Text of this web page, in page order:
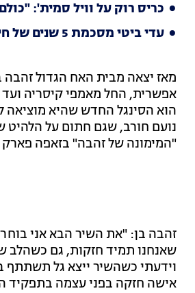
כריס רוק על וויל סמית':
עדי ביטי מסכמת 5 שנים של חיפוש עצמי: ״מה לא עברתי. הפכתי מסינדרלה ללכלוכית״
מאז יצאה מבית האח הגדול
אפשרית, החל מאמפי קיסריה ועד
הוא הסינגל החדש שהיא
"המימונה של זהבה" בזאפה פארק
זהבה בן: "את השיר הבא אני
שאנחנו תמיד חזקות, גם כשהלב
וידעתי כשהשיר ייצא גל
אישה חזקה בפני עצמה בתפקיד